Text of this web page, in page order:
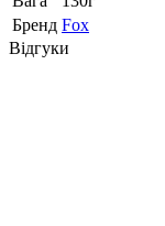
Бренд Fox
Відгуки